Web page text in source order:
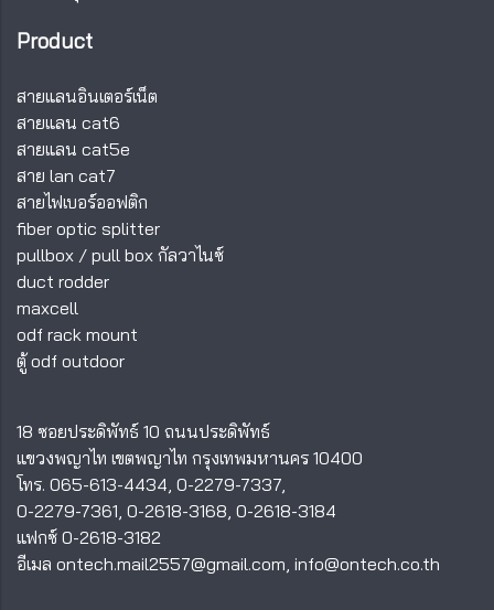
Product
สายแลนอินเตอร์เน็ต
สายแลน cat6
สายแลน cat5e
สาย lan cat7
สายไฟเบอร์ออฟติก
fiber optic splitter
pullbox / pull box กัลวาไนซ์
duct rodder
maxcell
odf rack mount
ตู้ odf outdoor
18 ซอยประดิพัทธ์ 10 ถนนประดิพัทธ์
แขวงพญาไท เขตพญาไท กรุงเทพมหานคร 10400
โทร. 065-613-4434 0-2279-7337
0-2279-7361 0-2618-3168 0-2618-3184
แฟกซ์ 0-2618-3182
อีเมล ontech.mail2557@gmail.com info@ontech.co.th